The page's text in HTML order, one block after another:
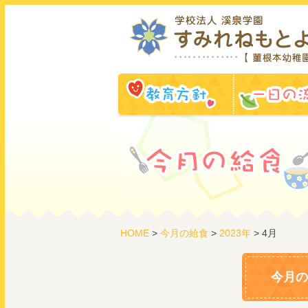
教育方針
HOME> 今月の給食 > 2023年> 4月
今月